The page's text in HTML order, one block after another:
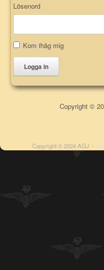
Lösenord
Kom ihåg mig
Logga in
Copyright ©
Copyright © 2024 AGJ